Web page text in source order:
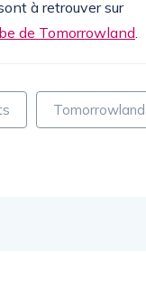
à retrouver sur
Tomorrowland